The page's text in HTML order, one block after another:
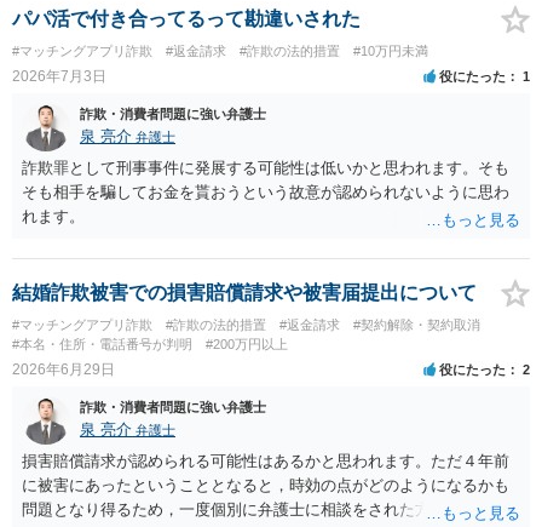
れを前提に金銭交付していますので、ロマンス詐欺には該当しないか
パパ活で付き合ってるって勘違いされた
#マッチングアプリ詐欺 #返金請求 #詐欺の法的措置 #10万円未満
2026年7月3日 役にたった 1
詐欺・消費者問題に強い弁護士
泉 亮介 弁護士
詐欺罪として刑事事件に発展する可能性は低いかと思われます。そも
そも相手を騙してお金を貰おうという故意が認められないように思わ
れます。
結婚詐欺被害での損害賠償請求や被害届提出について
#マッチングアプリ詐欺 #詐欺の法的措置 #返金請求
#契約解除・契約取消
#本名・住所・電話番号が判明
#200万円以上
2026年6月29日 役にたった 2
詐欺・消費者問題に強い弁護士
泉 亮介 弁護士
損害賠償請求が認められる可能性はあるかと思われます。ただ４年前
に被害にあったということとなると，時効の点がどのようになるかも
問題となり得るため，一度個別に弁護士に相談をされた方が良いでし